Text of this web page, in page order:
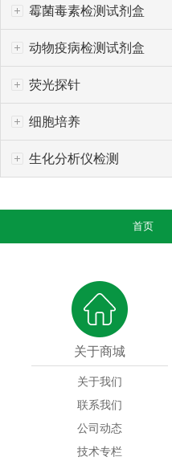
霉菌毒素检测试剂盒
动物疫病检测试剂盒
荧光探针
细胞培养
生化分析仪检测
首页
关于商城
关于我们
联系我们
公司动态
技术专栏